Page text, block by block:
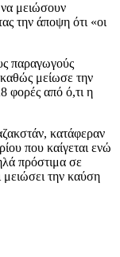
μειώσουν
την άποψη ότι «οι
παραγωγούς
μείωσε την
φορές από ό,τι η
κατάφεραν
που καίγεται ενώ
πρόστιμα σε
μειώσει την καύση